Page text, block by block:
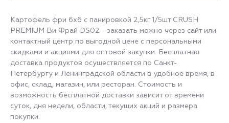
Картофель фри 6х6 с панировкой 2,5кг 1/5шт CRUSH
PREMIUM Ви Фрай DS02 - заказать можно через сайт или
контактный центр по выгодной цене с персональными
скидками и акциями для оптовой закупки. Бесплатная
доставка продуктов осуществляется по Санкт-
Петербургу и Ленинградской области в удобное время, в
офис, склад, магазин, или ресторан. Стоимость и
возможность бесплатной доставки зависит от времени
суток, дня недели, области, текущих акций и размера
покупки.